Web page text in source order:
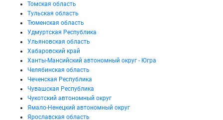
Томская область
Тульская область
Тюменская область
Удмуртская Республика
Ульяновская область
Хабаровский край
Ханты-Мансийский автономный округ - Югра
Челябинская область
Чеченская Республика
Чувашская Республика
Чукотский автономный округ
Ямало-Ненецкий автономный округ
Ярославская область